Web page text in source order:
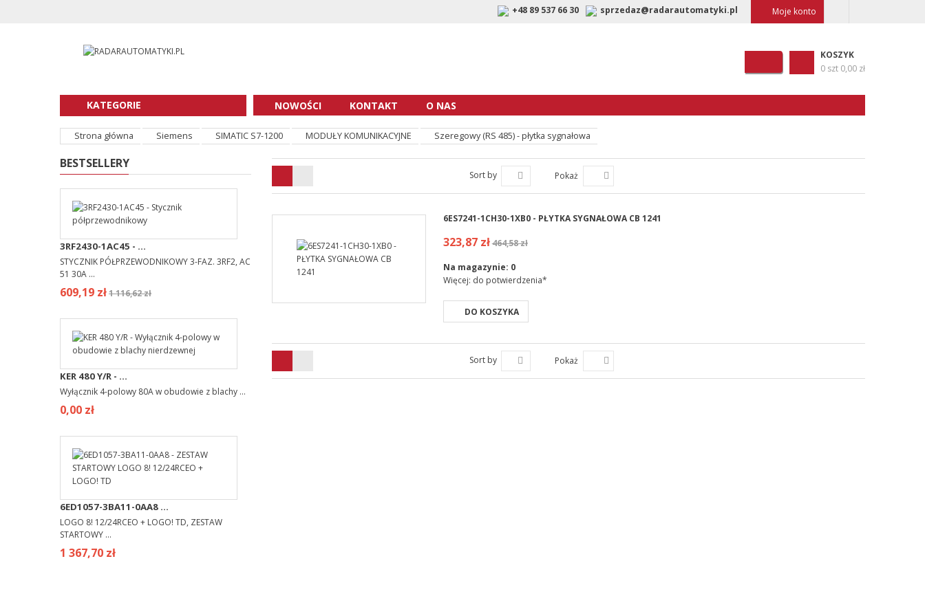
+48 89 537 66 30 sprzedaz@radarautomatyki.pl Moje konto
KOSZYK
0 szt 0,00 zł
KATEGORIE NOWOŚCI KONTAKT O NAS
Strona główna Siemens SIMATIC S7-1200 MODUŁY KOMUNIKACYJNE Szeregowy (RS 485) - płytka sygnałowa
BESTSELLERY
3RF2430-1AC45 - ...
STYCZNIK PÓŁPRZEWODNIKOWY 3-FAZ. 3RF2, AC
51 30A ...
609,19 zł1 116,62 zł
KER 480 Y/R - ...
Wyłącznik 4-polowy 80A w obudowie z blachy ...
0,00 zł
6ED1057-3BA11-0AA8 ...
LOGO 8! 12/24RCEO + LOGO! TD, ZESTAW
STARTOWY ...
1 367,70 zł
Sort by Pokaż
6ES7241-1CH30-1XB0 - PŁYTKA SYGNAŁOWA CB 1241
323,87 zł464,58 zł
Na magazynie: 0
Więcej: do potwierdzenia*
DO KOSZYKA
Sort by Pokaż